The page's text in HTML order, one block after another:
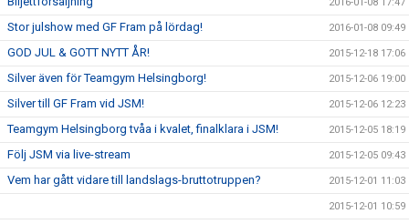
Stor julshow med GF Fram på lördag! 2016-01-08 09:49
GOD JUL & GOTT NYTT ÅR! 2015-12-18 17:06
Silver även för Teamgym Helsingborg! 2015-12-06 19:00
Silver till GF Fram vid JSM! 2015-12-06 12:23
Teamgym Helsingborg tvåa i kvalet, finalklara i JSM! 2015-12-05 18:19
Följ JSM via live-stream 2015-12-05 09:43
Vem har gått vidare till landslags-bruttotruppen? 2015-12-01 11:03
2015-12-01 10:59